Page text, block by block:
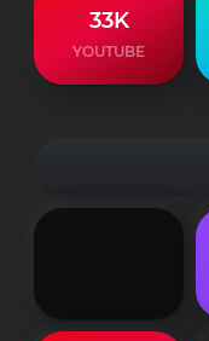
33K
YOUTUBE